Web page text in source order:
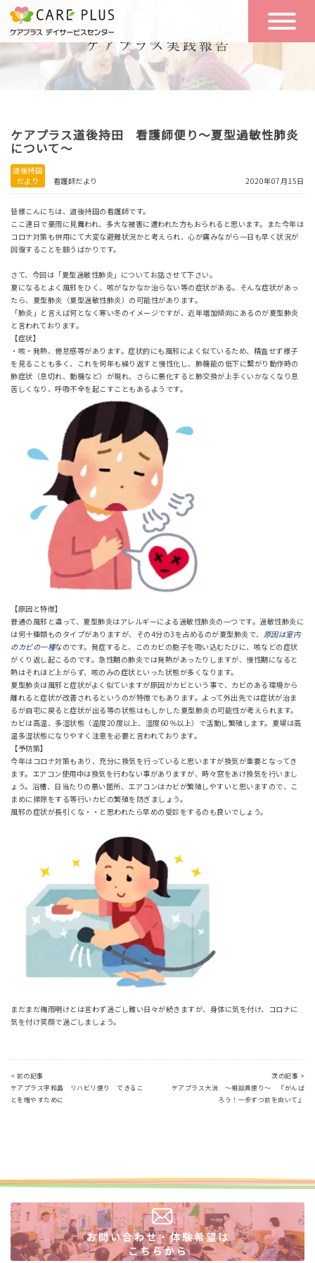
こんな方に
おすすめ
一日の流れ
一日体験
空き状況
実践報告
リクルート
お問い合わせ
体験希望
ケアプラス道後持田 看護師便り～夏型過敏性肺炎
について～
道後持田
だより
看護師だより 2020年07月15日
皆様こんにちは、道後持田の看護師です。
ここ連日で豪雨に見舞われ、多大な被害に遭われた方もおられると思います。また今年は
コロナ対策も併用にて大変な避難状況かと考えられ、心が痛みながら一日も早く状況が
回復することを願うばかりです。
さて、今回は「夏型過敏性肺炎」についてお話させて下さい。
夏になるとよく風邪をひく、咳がなかなか治らない等の症状がある。そんな症状があっ
たら、夏型肺炎（夏型過敏性肺炎）の可能性があります。
「肺炎」と言えば何となく寒い冬のイメージですが、近年増加傾向にあるのが夏型肺炎
と言われております。
【症状】
・咳・発熱、倦怠感等があります。症状的にも風邪によく似ているため、精査せず様子
を見ることも多く、これを何年も繰り返すと慢性化し、肺機能の低下に繋がり動作時の
肺症状（息切れ、動機など）が現れ、さらに悪化すると肺交換が上手くいかなくなり息
苦しくなり、呼吸不全を起こすこともあるようです。
【原因と特徴】
普通の風邪と違って、夏型肺炎はアレルギーによる過敏性肺炎の一つです。過敏性肺炎に
は何十種類ものタイプがありますが、その4分の3を占めるのが夏型肺炎で、 原因は室内
のカビの一種なのです。発症すると、このカビの胞子を吸い込むたびに、咳などの症状
がくり返し起こるのです。急性期の肺炎では発熱があったりしますが、慢性期になると
熱はそれほど上がらず、咳のみの症状といった状態が多くなります。
夏型肺炎は風邪と症状がよく似ていますが原因がカビという事で、カビのある環境から
離れると症状が改善されるというのが特徴でもあります。よって外出先では症状が治ま
るが自宅に戻ると症状が出る等の状態はもしかした夏型肺炎の可能性が考えられます。
カビは高温、多湿状態（温度20度以上、湿度60％以上）で活動し繁殖します。夏場は高
温多湿状態になりやすく注意を必要と言われております。
【予防策】
今年はコロナ対策もあり、充分に換気を行っていると思いますが換気が重要となってき
ます。エアコン使用中は換気を行わない事がありますが、時々窓をあけ換気を行いまし
ょう。浴槽、日当たりの悪い箇所、エアコンはカビが繁殖しやすいと思いますので、こ
まめに掃除をする等行いカビの繁殖を防ぎましょう。
風邪の症状が長引くな・・と思われたら早めの受診をするのも良いでしょう。
まだまだ梅雨明けとは言わず過ごし難い日々が続きますが、身体に気を付け、コロナに
気を付け笑顔で過ごしましょう。
< 前の記事
ケアプラス宇和島 リハビリ便り できるこ
とを増やすために
次の記事 >
ケアプラス大洲 ～相談員便り～ 『がんば
ろう！一歩ずつ前を向いて』